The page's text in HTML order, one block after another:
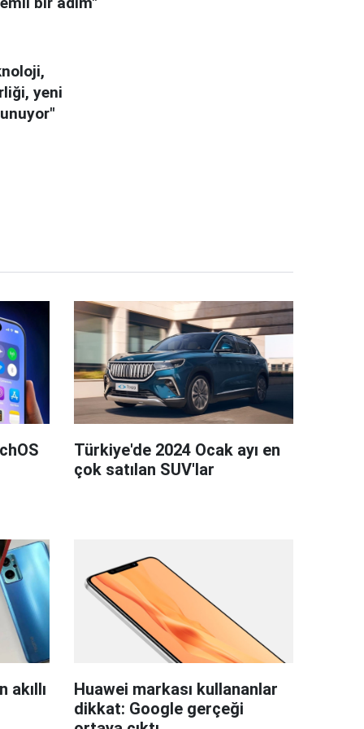
yeni
Türkiye'de 2024 Ocak ayı en
çok satılan SUV'lar
akıllı
Huawei markası kullananlar
dikkat: Google gerçeği